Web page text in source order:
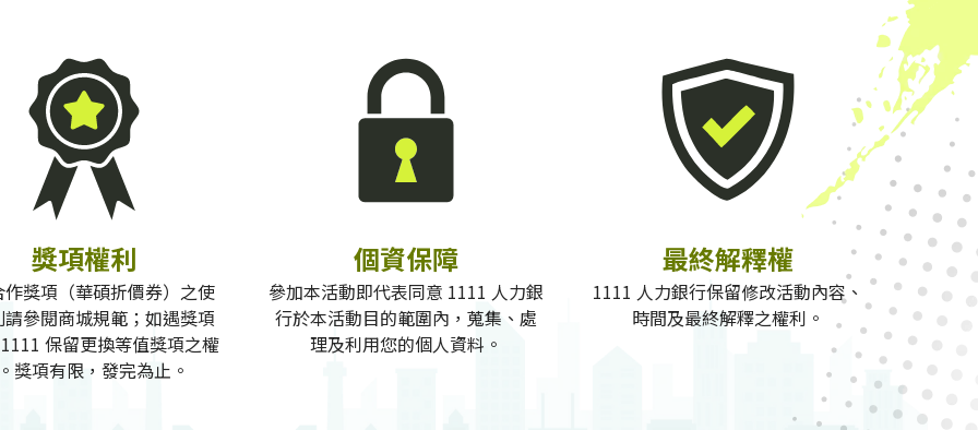
獎項權利
獎項（華碩折價券）之使
參閱商城規範；如遇獎項
保留更換等值獎項之權
獎項有限，發完為止。
個資保障
參加本活動即代表同意 1111 人力銀
行於本活動目的範圍內，蒐集、處
理及利用您的個人資料。
最終解釋權
1111 人力銀行保留修改活動內容、
時間及最終解釋之權利。